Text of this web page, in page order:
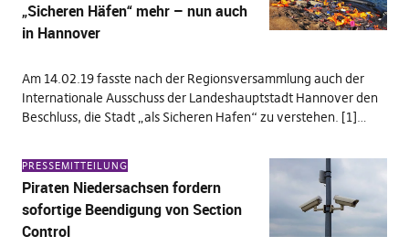
„Sicheren Häfen“ mehr – nun auch
in Hannover
Am 14.02.19 fasste nach der Regionsversammlung auch der
Internationale Ausschuss der Landeshauptstadt Hannover den
Beschluss, die Stadt „als Sicheren Hafen“ zu verstehen. [1]…
PRESSEMITTEILUNG
Piraten Niedersachsen fordern
sofortige Beendigung von Section
Control